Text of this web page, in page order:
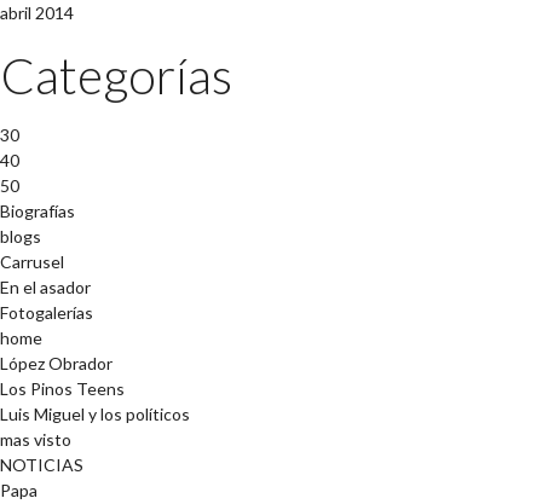
abril 2014
Categorías
30
40
50
Biografías
blogs
Carrusel
En el asador
Fotogalerías
home
López Obrador
Los Pinos Teens
Luis Miguel y los políticos
mas visto
NOTICIAS
Papa